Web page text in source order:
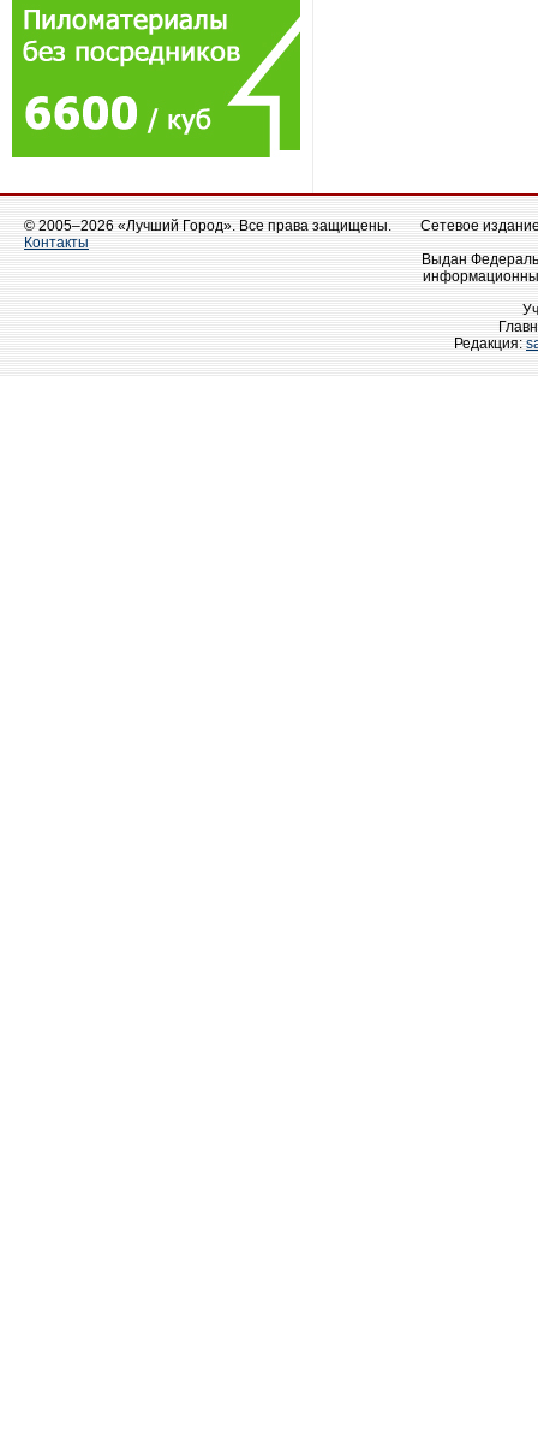
© 2005–2026 «Лучший Город». Все права защищены.
Контакты
Сетевое
Выдан
Редакция: